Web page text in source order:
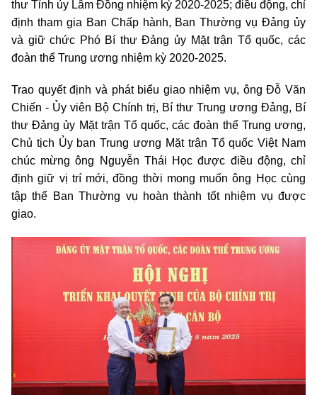
thư Tỉnh ủy Lâm Đồng nhiệm kỳ 2020-2025; điều động, chỉ
định tham gia Ban Chấp hành, Ban Thường vụ Đảng ủy
và giữ chức Phó Bí thư Đảng ủy Mặt trận Tổ quốc, các
đoàn thể Trung ương nhiệm kỳ 2020-2025.
Trao quyết định và phát biểu giao nhiệm vụ, ông Đỗ Văn
Chiến - Ủy viên Bộ Chính trị, Bí thư Trung ương Đảng, Bí
thư Đảng ủy Mặt trận Tổ quốc, các đoàn thể Trung ương,
Chủ tịch Ủy ban Trung ương Mặt trận Tổ quốc Việt Nam
chúc mừng ông Nguyễn Thái Học được điều động, chỉ
định giữ vị trí mới, đồng thời mong muốn ông Học cùng
tập thể Ban Thường vụ hoàn thành tốt nhiệm vụ được
giao.